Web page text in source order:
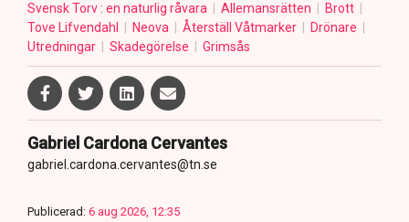
Svensk Torv : en naturlig råvara
Allemansrätten
Brott
Tove Lifvendahl
Neova Återställ Våtmarker
Drönare
Utredningar
Skadegörelse Grimsås
Gabriel Cardona Cervantes
gabriel.cardona.cervantes@tn.se
Publicerad: 6 aug 2026, 12:35